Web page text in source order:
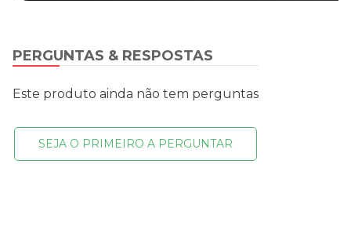
PERGUNTAS & RESPOSTAS
Este produto ainda não tem perguntas
SEJA O PRIMEIRO A PERGUNTAR